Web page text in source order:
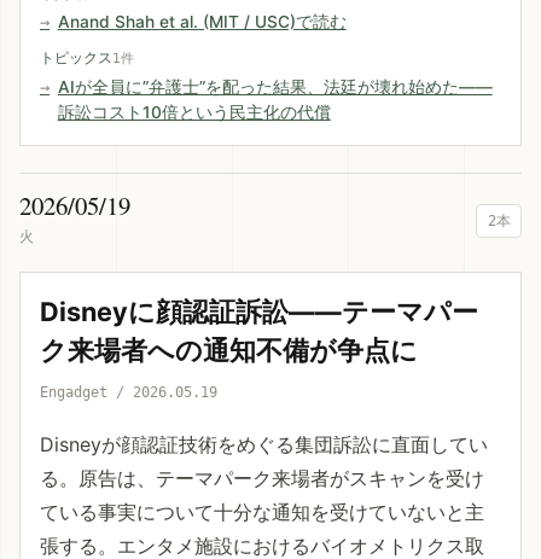
Anand Shah et al. (MIT / USC)で読む
トピックス1件
AIが全員に”弁護士”を配った結果、法廷が壊れ始めた——
訴訟コスト10倍という民主化の代償
2026/05/19
火
2本
Disneyに顔認証訴訟——テーマパー
ク来場者への通知不備が争点に
Engadget / 2026.05.19
Disneyが顔認証技術をめぐる集団訴訟に直面してい
る。原告は、テーマパーク来場者がスキャンを受け
ている事実について十分な通知を受けていないと主
張する。エンタメ施設におけるバイオメトリクス取